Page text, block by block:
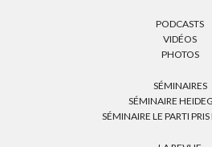
PODCASTS
VIDÉOS
PHOTOS
SÉMINAIRES
SÉMINAIRE
SÉMINAIRE LE PARTI